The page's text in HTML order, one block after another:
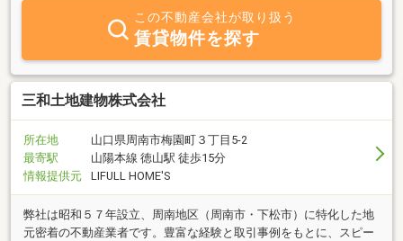
暮らしの方からファミリーさんまで対応できますのでまずはお気軽
にお問合せ下さい！お客様お一人お一人にピタット寄り添い、ご満
足いただけるよう努めてまいります。スタッフ一同、ご来店を心よ
りお待ちしております。
この不動産会社が取り扱う
賃貸物件を探す
三和土地建物株式会社
所在地
山口県周南市梅園町３丁目5-2
最寄駅
山陽本線 徳山駅 徒歩15分
情報提供元
LIFULL HOME'S
弊社は昭和５７年設立、周南地区（周南市・下松市）に特化した地
元密着の不動産業者です。豊富な経験と取引事例をもとに、スピー